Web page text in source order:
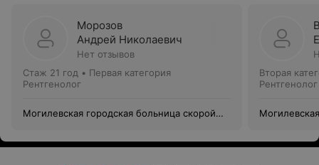
Морозов
Андрей Николаевич
Нет отзывов
Стаж 21 год • Первая категория
Рентгенолог
Могилевская городская больница скорой
Вторая
Рентгенолог